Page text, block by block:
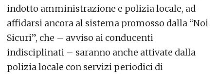
indotto amministrazione e polizia locale, ad
affidarsi ancora al sistema promosso dalla “Noi
Sicuri”, che – avviso ai conducenti
indisciplinati – saranno anche attivate dalla
polizia locale con servizi periodici di